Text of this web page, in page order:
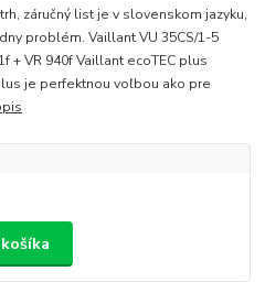
záručný list je v slovenskom jazyku,
problém. Vaillant VU 35CS/1-5
+ VR 940f Vaillant ecoTEC plus
je perfektnou voľbou ako pre